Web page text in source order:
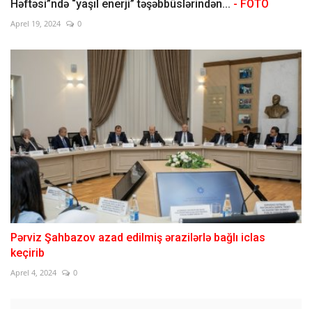
Həftəsi”ndə “yaşıl enerji” təşəbbüslərindən... - FOTO
Aprel 19, 2024 0
Pərviz Şahbazov azad edilmiş ərazilərlə bağlı iclas
keçirib
Aprel 4, 2024 0